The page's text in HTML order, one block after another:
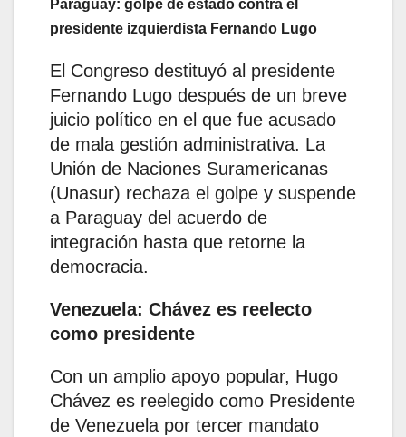
Paraguay: golpe de estado contra el
presidente izquierdista Fernando Lugo
El Congreso destituyó al presidente
Fernando Lugo después de un breve
juicio político en el que fue acusado
de mala gestión administrativa. La
Unión de Naciones Suramericanas
(Unasur) rechaza el golpe y suspende
a Paraguay del acuerdo de
integración hasta que retorne la
democracia.
Venezuela: Chávez es reelecto
como presidente
Con un amplio apoyo popular, Hugo
Chávez es reelegido como Presidente
de Venezuela por tercer mandato